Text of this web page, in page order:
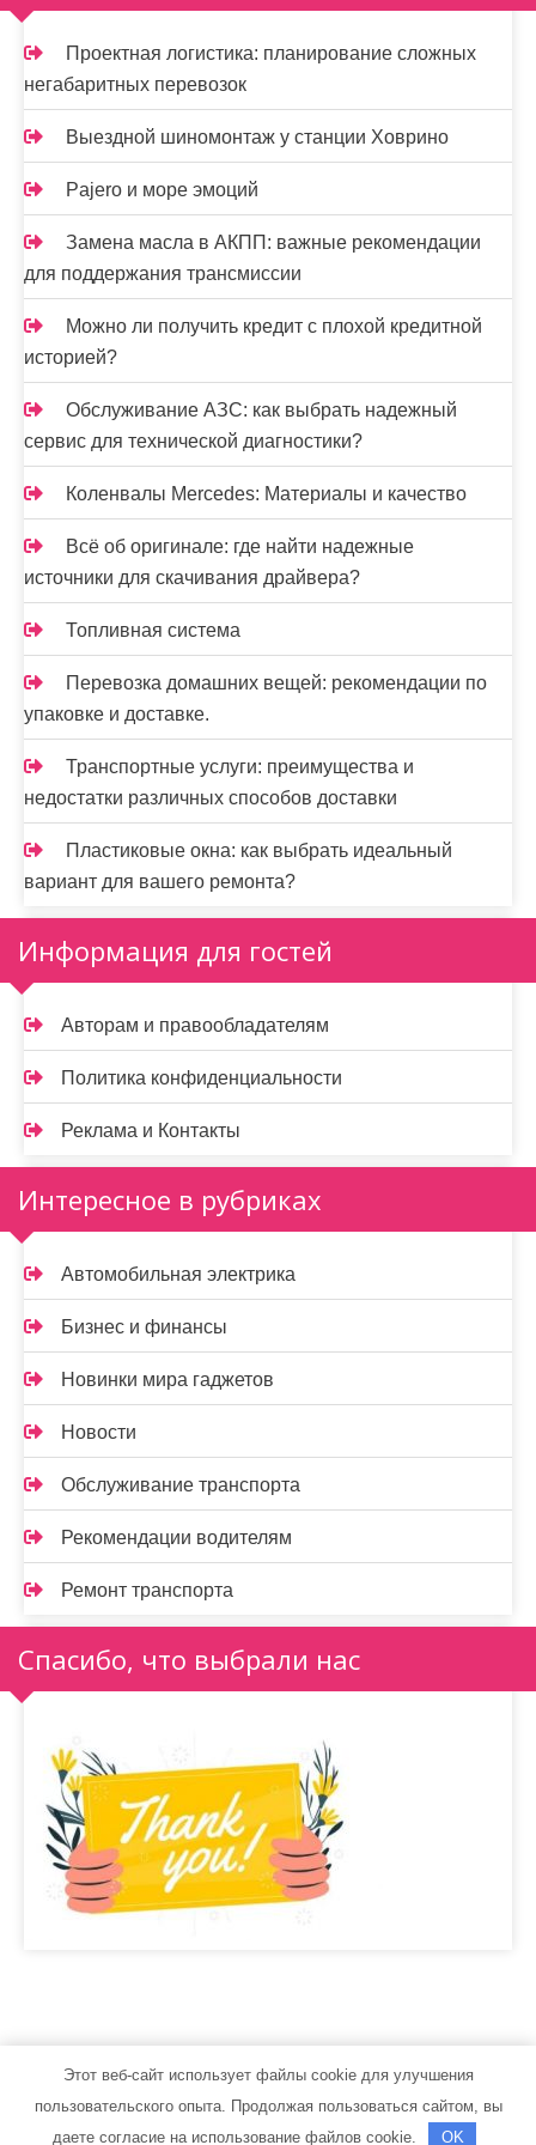
п
и
с
я
м
Проектная логистика: планирование сложных
негабаритных перевозок
Выездной шиномонтаж у станции Ховрино
Pajero и море эмоций
Замена масла в АКПП: важные рекомендации
для поддержания трансмиссии
Можно ли получить кредит с плохой кредитной
историей?
Обслуживание АЗС: как выбрать надежный
сервис для технической диагностики?
Коленвалы Mercedes: Материалы и качество
Всё об оригинале: где найти надежные
источники для скачивания драйвера?
Топливная система
Перевозка домашних вещей: рекомендации по
упаковке и доставке.
Транспортные услуги: преимущества и
недостатки различных способов доставки
Пластиковые окна: как выбрать идеальный
вариант для вашего ремонта?
Информация для гостей
Авторам и правообладателям
Политика конфиденциальности
Реклама и Контакты
Интересное в рубриках
Автомобильная электрика
Бизнес и финансы
Новинки мира гаджетов
Новости
Обслуживание транспорта
Рекомендации водителям
Ремонт транспорта
Спасибо, что выбрали нас
motorstroi.ru - Работает на WordPress
Тема от Grace Themes
Этот веб-сайт использует файлы cookie для улучшения
пользовательского опыта. Продолжая пользоваться сайтом, вы
даете согласие на использование файлов cookie.
OK